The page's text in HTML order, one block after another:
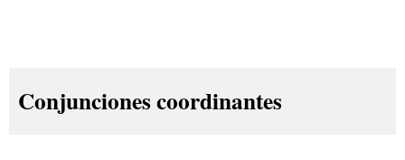
Conjunciones coordinantes